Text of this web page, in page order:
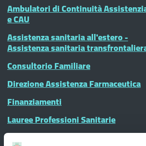
Ambulatori di Continuità
e CAU
Assistenza sanitaria all'estero -
Assistenza sanitaria
Consultorio Familiare
Direzione Assistenza Farmaceutica
Finanziamenti
Lauree Professioni Sanitarie
Medici e Pediatri di Famiglia